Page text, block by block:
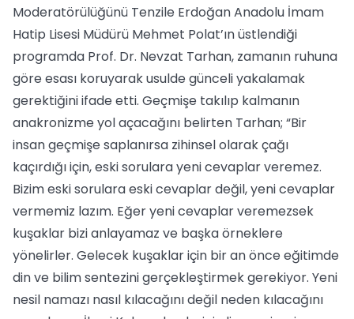
Moderatörülüğünü Tenzile Erdoğan Anadolu İmam
Hatip Lisesi Müdürü Mehmet Polat’ın üstlendiği
programda Prof. Dr. Nevzat Tarhan, zamanın ruhuna
göre esası koruyarak usulde günceli yakalamak
gerektiğini ifade etti. Geçmişe takılıp kalmanın
anakronizme yol açacağını belirten Tarhan; “Bir
insan geçmişe saplanırsa zihinsel olarak çağı
kaçırdığı için, eski sorulara yeni cevaplar veremez.
Bizim eski sorulara eski cevaplar değil, yeni cevaplar
vermemiz lazım. Eğer yeni cevaplar veremezsek
kuşaklar bizi anlayamaz ve başka örneklere
yönelirler. Gelecek kuşaklar için bir an önce eğitimde
din ve bilim sentezini gerçekleştirmek gerekiyor. Yeni
nesil namazı nasıl kılacağını değil neden kılacağını